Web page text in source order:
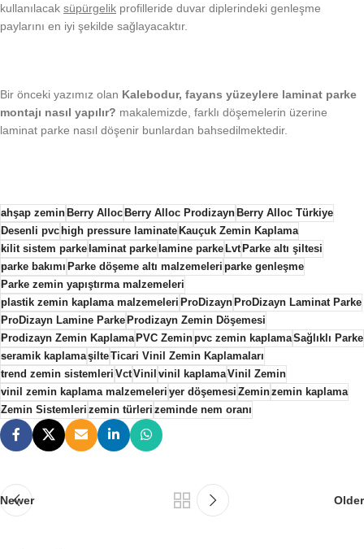
kullanılacak süpürgelik profilleride duvar diplerindeki genleşme
paylarını en iyi şekilde sağlayacaktır.
Bir önceki yazımız olan Kalebodur, fayans yüzeylere laminat parke
montajı nasıl yapılır? makalemizde, farklı döşemelerin üzerine
laminat parke nasıl döşenir bunlardan bahsedilmektedir.
ahşap zeminBerry AllocBerry Alloc ProdizaynBerry Alloc Türkiye
Desenli pvchigh pressure laminateKauçuk Zemin Kaplama
kilit sistem parkelaminat parkelamine parkeLvtParke altı şiltesi
parke bakımı Parke döşeme altı malzemeleri parke genleşme
Parke zemin yapıştırma malzemeleri
plastik zemin kaplama malzemeleri ProDizaynProDizayn Laminat Parke
ProDizayn Lamine ParkeProdizayn Zemin Döşemesi
Prodizayn Zemin KaplamaPVC Zeminpvc zemin kaplamaSağlıklı Parke
seramik kaplamaşilteTicari Vinil Zemin Kaplamaları
trend zemin sistemleri VctVinil vinil kaplamaVinil Zemin
vinil zemin kaplama malzemeleri yer döşemesi Zeminzemin kaplama
Zemin Sistemleri zemin türleri zeminde nem oranı
Newer Older